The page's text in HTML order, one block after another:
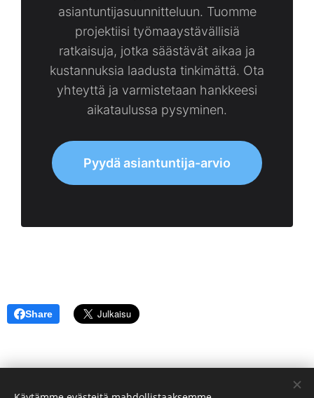
asiantuntijasuunnitteluun. Tuomme
projektiisi työmaaystävällisiä
ratkaisuja, jotka säästävät aikaa ja
kustannuksia laadusta tinkimättä. Ota
yhteyttä ja varmistetaan hankkeesi
aikataulussa pysyminen.
Pyydä asiantuntija-arvio
Share